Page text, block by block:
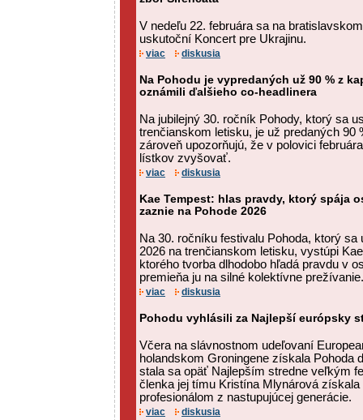
V nedeľu 22. februára sa na
uskutoční Koncert pre Ukrajinu.
viac diskusia
Na Pohodu je vypredaných už 90 % z
oznámili ďalšieho co-headlinera
Na jubilejný 30. ročník Pohody, ktorý sa
trenčianskom letisku, je už predaných 90
zároveň upozorňujú, že v polovici
lístkov zvyšovať.
viac diskusia
Kae Tempest: hlas pravdy, ktorý spája
zaznie na Pohode 2026
Na 30. ročníku festivalu Pohoda, ktorý sa
2026 na trenčianskom letisku, vystúpi
ktorého tvorba dlhodobo hľadá pravdu v
premieňa ju na silné kolektívne prežívanie.
viac diskusia
Pohodu vyhlásili za Najlepší európsky
Včera na slávnostnom udeľovaní
holandskom Groningene získala Pohoda
stala sa opäť Najlepším stredne veľkým
členka jej tímu Kristína Mlynárová získala
profesionálom z nastupujúcej generácie.
viac diskusia